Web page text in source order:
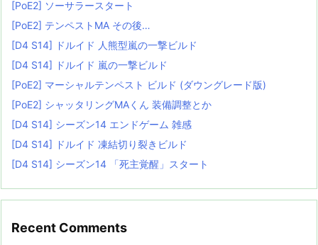
[PoE2] ソーサラースタート
[PoE2] テンペストMA その後…
[D4 S14] ドルイド 人熊型嵐の一撃ビルド
[D4 S14] ドルイド 嵐の一撃ビルド
[PoE2] マーシャルテンペスト ビルド (ダウングレード版)
[PoE2] シャッタリングMAくん 装備調整とか
[D4 S14] シーズン14 エンドゲーム 雑感
[D4 S14] ドルイド 凍結切り裂きビルド
[D4 S14] シーズン14 「死主覚醒」スタート
Recent Comments